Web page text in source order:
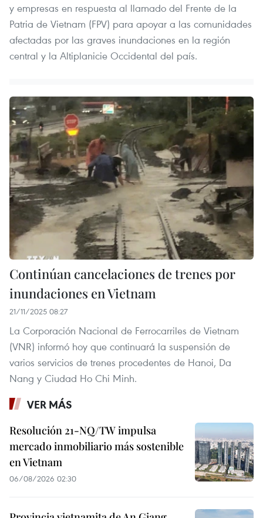
y empresas en respuesta al llamado del Frente de la
Patria de Vietnam (FPV) para apoyar a las comunidades
afectadas por las graves inundaciones en la región
central y la Altiplanicie Occidental del país.
Continúan cancelaciones de trenes por
inundaciones en Vietnam
21/11/2025 08:27
La Corporación Nacional de Ferrocarriles de Vietnam
(VNR) informó hoy que continuará la suspensión de
varios servicios de trenes procedentes de Hanoi, Da
Nang y Ciudad Ho Chi Minh.
VER MÁS
Resolución 21-NQ/TW impulsa
mercado inmobiliario más sostenible
en Vietnam
06/08/2026 02:30